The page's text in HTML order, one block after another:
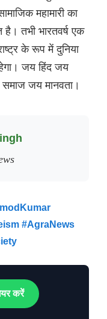
महामारी का
तभी भारतवर्ष एक
के रूप में दुनिया
जय हिंद जय
जय मानवता।
#AgraNews
करें